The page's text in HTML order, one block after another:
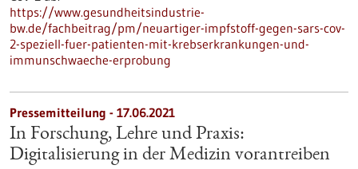
https://www.gesundheitsindustrie-
bw.de/fachbeitrag/pm/neuartiger-impfstoff-gegen-sars-cov-
2-speziell-fuer-patienten-mit-krebserkrankungen-und-
immunschwaeche-erprobung
Pressemitteilung - 17.06.2021
In Forschung, Lehre und Praxis:
Digitalisierung in der Medizin vorantreiben